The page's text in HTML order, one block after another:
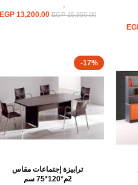
ترابيزات,
EGP15,850.00
EGP13,200.00
-17%
ترابيزة إجتماعات مقاس
2م*120*75 سم